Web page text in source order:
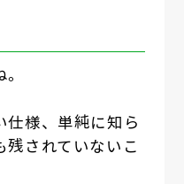
仕様、単純に知ら
残されていないこ